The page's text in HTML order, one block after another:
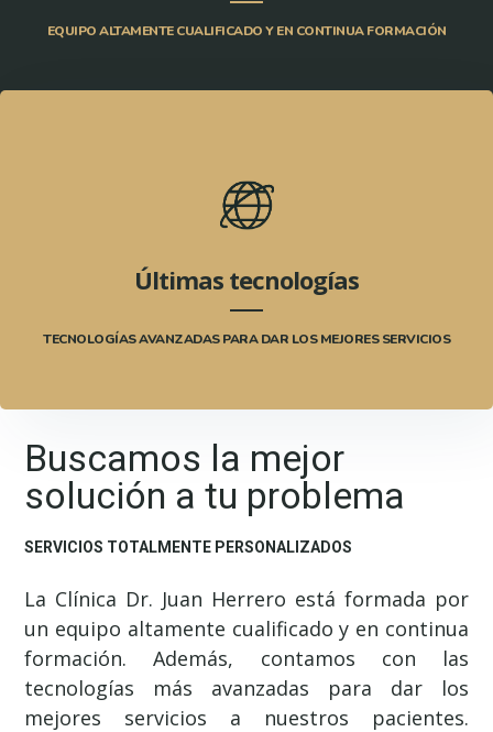
EQUIPO ALTAMENTE CUALIFICADO Y EN CONTINUA FORMACIÓN
Últimas tecnologías
TECNOLOGÍAS AVANZADAS PARA DAR LOS MEJORES SERVICIOS
Buscamos la mejor
solución a tu problema
SERVICIOS TOTALMENTE PERSONALIZADOS
La Clínica Dr. Juan Herrero está formada por
un equipo altamente cualificado y en continua
formación. Además, contamos con las
tecnologías más avanzadas para dar los
mejores servicios a nuestros pacientes.